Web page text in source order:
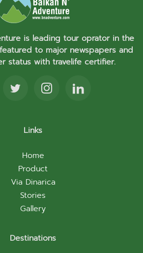
is leading tour oprator in the
to major newspapers and
status with travelife certifier.
Links
Home
Product
Via Dinarica
Stories
Gallery
Destinations